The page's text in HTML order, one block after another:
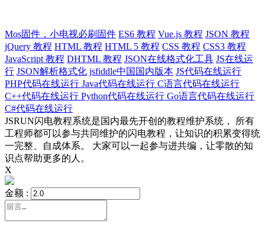
Mos固件，小电视必刷固件 ES6 教程 Vue.js 教程 JSON 教程
jQuery 教程 HTML 教程 HTML 5 教程 CSS 教程 CSS3 教程
JavaScript 教程 DHTML 教程 JSON在线格式化工具 JS在线运
行 JSON解析格式化 jsfiddle中国国内版本 JS代码在线运行
PHP代码在线运行 Java代码在线运行 C语言代码在线运行
C++代码在线运行 Python代码在线运行 Go语言代码在线运行
C#代码在线运行
JSRUN闪电教程系统是国内最先开创的教程维护系统， 所有
工程师都可以参与共同维护的闪电教程，让知识的积累变得统
一完整、自成体系。 大家可以一起参与进共编，让零散的知
识点帮助更多的人。
X
金额 :